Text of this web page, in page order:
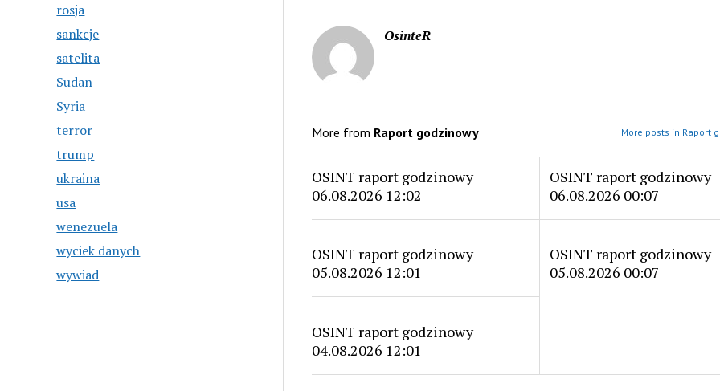
rosja
sankcje
satelita
Sudan
Syria
terror
trump
ukraina
usa
wenezuela
wyciek danych
wywiad
OsinteR
More from Raport godzinowy More posts in Raport
OSINT raport godzinowy
06.08.2026 12:02
OSINT raport godzinowy
06.08.2026 00:07
OSINT raport godzinowy
05.08.2026 12:01
OSINT raport godzinowy
05.08.2026 00:07
OSINT raport godzinowy
04.08.2026 12:01